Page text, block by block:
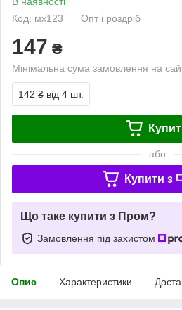
Код: мх123
Опт і роздріб
147 ₴
Мінімальна сума замовлення на
142 ₴ від 4 шт.
або
Купити з
Що таке купити з Пром?
Замовлення під захистом
Опис Характеристики